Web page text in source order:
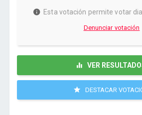
Esta votación permite votar
Denunciar votación
VER
DESTACAR